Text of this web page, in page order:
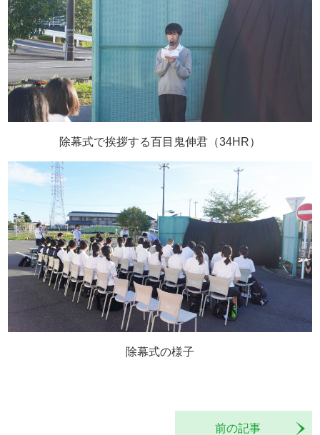
除幕式で挨拶する百目鬼伸君（34HR）
除幕式の様子
前の記事